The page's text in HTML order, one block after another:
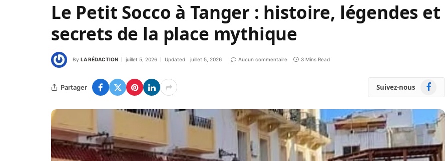
Le Petit Socco à Tanger : histoire, légendes et
secrets de la place mythique
By LA RÉDACTION juillet 5, 2026 Updated: juillet 5, 2026 Aucun commentaire 3 Mins Read
Partager Suivez-nous Facebook